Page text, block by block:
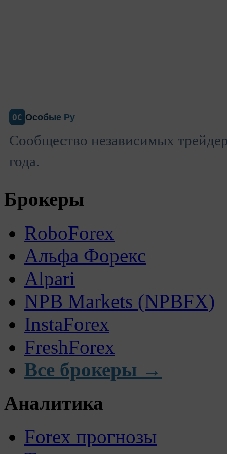
ОС Особые Ру
Сообщество независимых
года.
Брокеры
RoboForex
Альфа Форекс
Alpari
NPB Markets (NPBFX)
InstaForex
FreshForex
Все брокеры →
Аналитика
Forex прогнозы